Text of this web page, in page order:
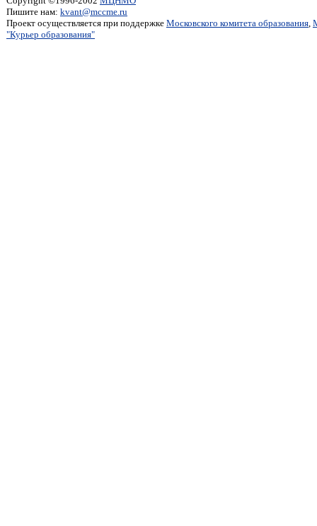
Пишите нам: kvant@mccme.ru
Проект осуществляется при поддержке Московского комитета образования,
"Курьер образования"